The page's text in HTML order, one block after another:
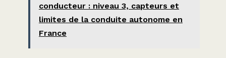
conducteur : niveau 3, capteurs et
limites de la conduite autonome en
France